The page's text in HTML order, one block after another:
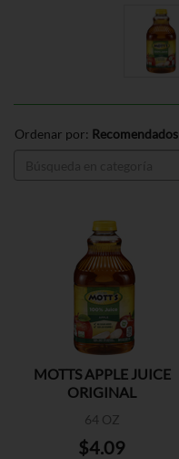
Ordenar por: Recomendados
MOTTS APPLE JUICE
ORIGINAL
64 OZ
$4.09